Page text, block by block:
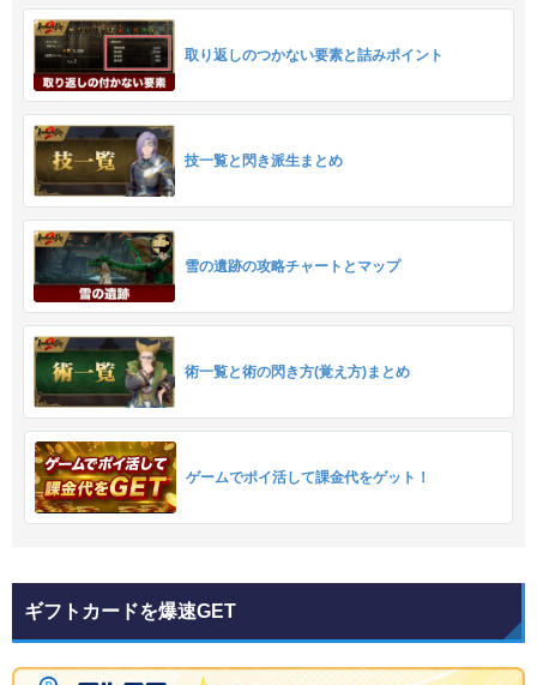
取り返しのつかない要素と詰みポイント
技一覧と閃き派生まとめ
雪の遺跡の攻略チャートとマップ
術一覧と術の閃き方(覚え方)まとめ
ゲームでポイ活して課金代をゲット！
ギフトカードを爆速GET